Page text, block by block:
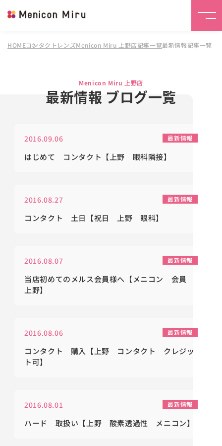
HOMEコンタクトレンズMenicon Miru 上野店記事一覧最新情報記事一覧
Menicon Miru 上野店
最新情報 ブログ一覧
2016.09.06 最新情報
はじめて コンタクト【上野 眼科隣接】
2016.08.27 最新情報
コンタクト 土日【祝日 上野 眼科】
2016.08.07 最新情報
当店初めてのメルス会員様へ【メニコン 会員
上野】
2016.08.06 最新情報
コンタクト 購入【上野 コンタクト クレジッ
ト可】
2016.08.01 最新情報
ハード 取扱い【上野 酸素透過性 メニコン】